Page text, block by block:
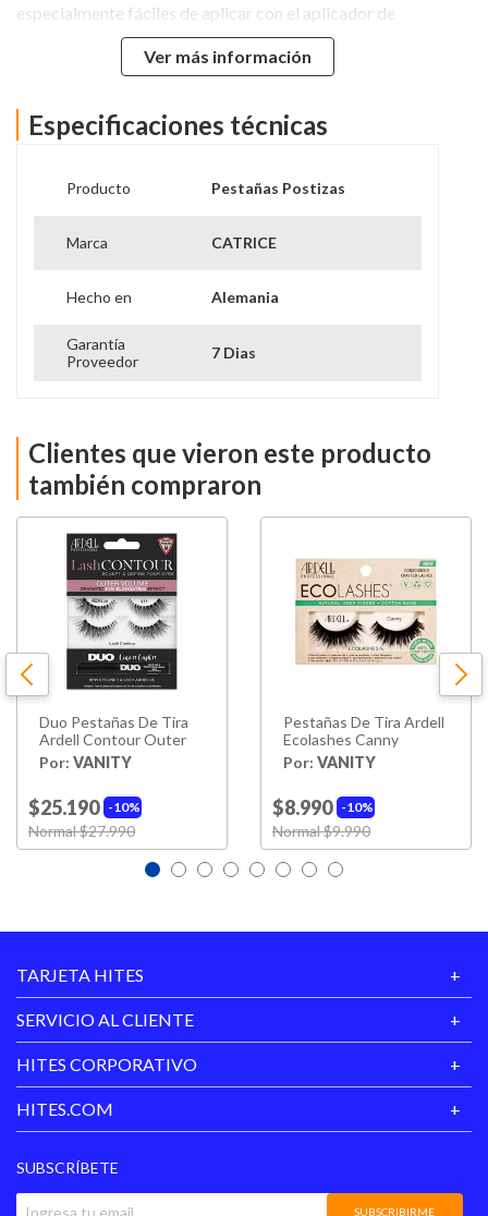
especialmente fáciles de aplicar con el aplicador de
pestañas Catrice: Humedece la tira de pestañas con el
pegamento, espera 30 segundos, colócala a lo largo de la
listo.
Ver más información
Especificaciones técnicas
Producto Pestañas Postizas
Marca CATRICE
Hecho en Alemania
Garantía
Proveedor
7 Dias
Clientes que vieron este producto
también compraron
Duo Pestañas De Tira
Ardell Contour Outer
Por: VANITY
10%
$25.190
Price reduced from
Normal $27.990
Pestañas De Tira Ardell
Ecolashes Canny
Por: VANITY
10%
$8.990
Price reduced from
Normal $9.990
TARJETA HITES
SERVICIO AL CLIENTE
HITES CORPORATIVO
HITES.COM
SUBSCRÍBETE
SUBSCRIBIRME